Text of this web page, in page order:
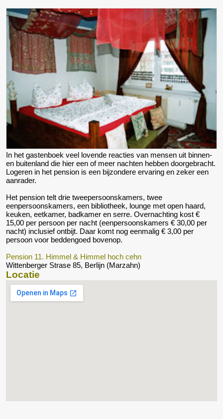
In het gastenboek veel lovende reacties van mensen uit binnen-
en buitenland die hier een of meer nachten hebben doorgebracht.
Logeren in het pension is een bijzondere ervaring en zeker een
aanrader.
Het pension telt drie tweepersoonskamers, twee
eenpersoonskamers, een bibliotheek, lounge met open haard,
keuken, eetkamer, badkamer en serre. Overnachting kost €
15,00 per persoon per nacht (eenpersoonskamers € 30,00 per
nacht) inclusief ontbijt. Daar komt nog eenmalig € 3,00 per
persoon voor beddengoed bovenop.
Pension 11. Himmel & Himmel hoch cehn
Wittenberger Strase 85, Berlijn (Marzahn)
Locatie